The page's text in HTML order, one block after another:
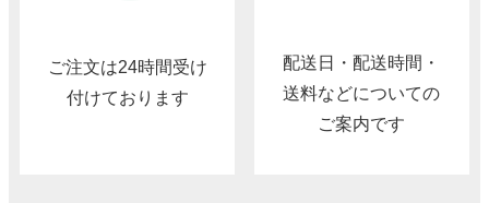
ご注文は24時間受け
付けております
配送日・配送時間・
送料などについての
ご案内です